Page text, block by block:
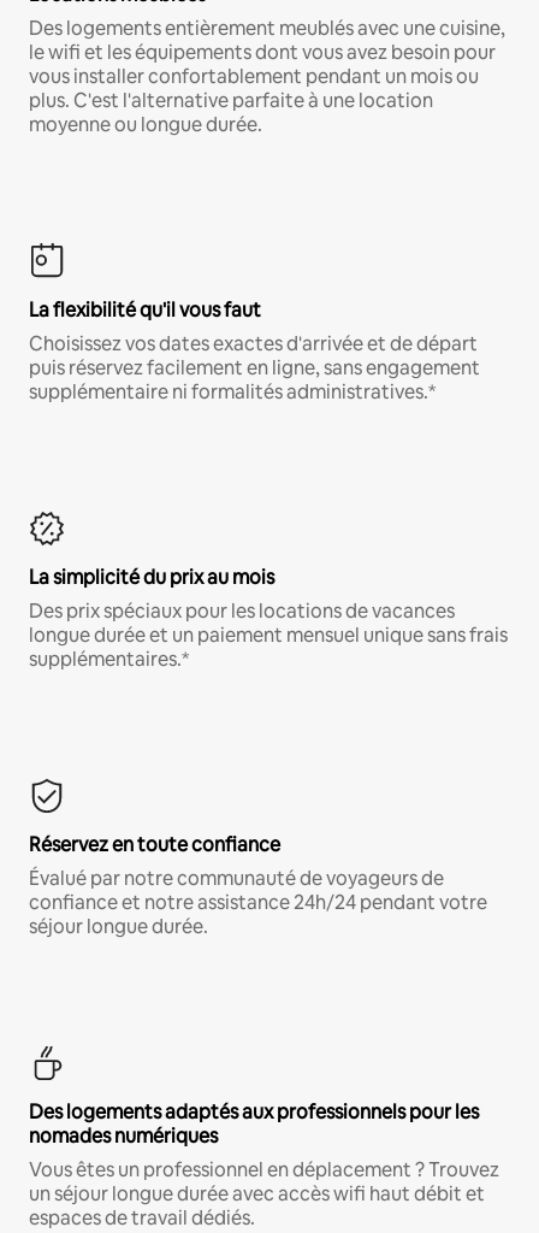
Des logements entièrement meublés avec une cuisine,
le wifi et les équipements dont vous avez besoin pour
vous installer confortablement pendant un mois ou
plus. C'est l'alternative parfaite à une location
moyenne ou longue durée.
La flexibilité qu'il vous faut
Choisissez vos dates exactes d'arrivée et de départ
puis réservez facilement en ligne, sans engagement
supplémentaire ni formalités administratives.*
La simplicité du prix au mois
Des prix spéciaux pour les locations de vacances
longue durée et un paiement mensuel unique sans frais
supplémentaires.*
Réservez en toute confiance
Évalué par notre communauté de voyageurs de
confiance et notre assistance 24h/24 pendant votre
séjour longue durée.
Des logements adaptés aux professionnels pour les
nomades numériques
Vous êtes un professionnel en déplacement ? Trouvez
un séjour longue durée avec accès wifi haut débit et
espaces de travail dédiés.